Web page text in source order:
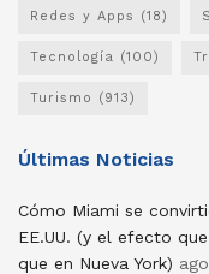
Redes y Apps (18)
Tecnología (100)
Turismo (913)
Últimas Noticias
Cómo Miami se
EE.UU. (y el efecto
que en Nueva York)